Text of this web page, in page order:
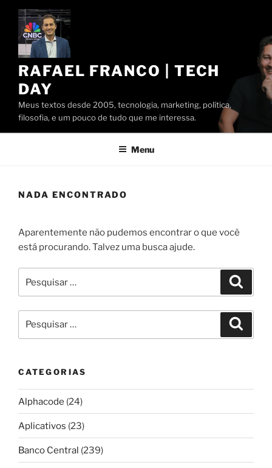
Pular
conteúdo
RAFAEL FRANCO | TECH
DAY
Meus textos desde 2005, tecnologia, marketing, política,
filosofia, e um pouco de tudo que me interessa.
Menu
NADA ENCONTRADO
Aparentemente não pudemos encontrar o que você
está procurando. Talvez uma busca ajude.
por:
por:
CATEGORIAS
Alphacode (24)
Aplicativos (23)
Banco Central (239)